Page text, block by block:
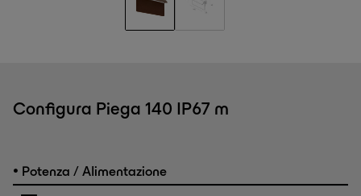
Configura Piega 140 IP67 m
• Potenza / Alimentazione